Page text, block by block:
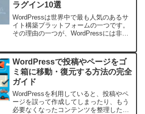
ラグイン10選
WordPressは世界中で最も人気のあるサ
イト構築プラットフォームの一つです。
その理由の一つが、WordPressには非常
きるからです。初心者にとって、どのプ
ラグイン...
WordPressで投稿やページをゴ
ミ箱に移動・復元する方法の完全
ガイド
WordPressを利用していると、投稿やペ
ージを誤って作成してしまったり、もう
必要なくなったコンテンツを整理したい